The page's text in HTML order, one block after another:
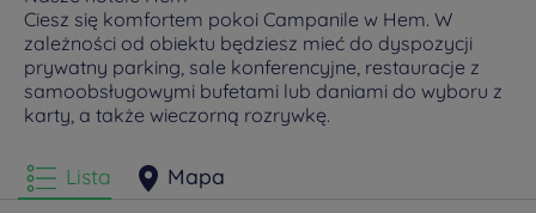
Ciesz się komfortem pokoi Campanile w Hem. W
zależności od obiektu będziesz mieć do dyspozycji
prywatny parking, sale konferencyjne, restauracje z
samoobsługowymi bufetami lub daniami do wyboru z
karty, a także wieczorną rozrywkę.
Lista Mapa